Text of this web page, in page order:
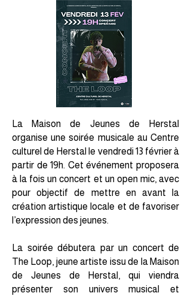
La Maison de Jeunes de Herstal
organise une soirée musicale au Centre
culturel de Herstal le vendredi 13 février à
partir de 19h. Cet événement proposera
à la fois un concert et un open mic, avec
pour objectif de mettre en avant la
création artistique locale et de favoriser
l’expression des jeunes.
La soirée débutera par un concert de
The Loop, jeune artiste issu de la Maison
de Jeunes de Herstal, qui viendra
présenter son univers musical et